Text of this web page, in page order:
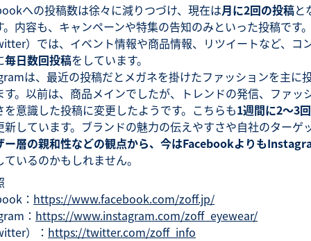
への投稿数は徐々に減りつづけ、現在は月に2回の投稿と
。内容も、キャンペーンや特集の告知のみといった投稿です
）では、イベント情報や商品情報、リツイートなど、コ
毎日数回投稿をしています。
は、最近の投稿だとメガネを掛けたファッションを主に
す。以前は、商品メインでしたが、トレンドの発信、ファッ
を意識した投稿に変更したようです。こちらも1週間に2～3
新しています。ブランドの魅力の伝えやすさや自社のターゲ
ー層の親和性などの観点から、今はFacebookよりも
ているのかもしれません。
： https://www.facebook.com/zoff.jp/
： https://www.instagram.com/zoff_eyewear/
）： https://twitter.com/zoff_info